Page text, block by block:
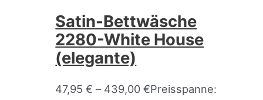
Satin-Bettwäsche
2280-White House
(elegante)
47,95€ – 439,00€Preisspanne: